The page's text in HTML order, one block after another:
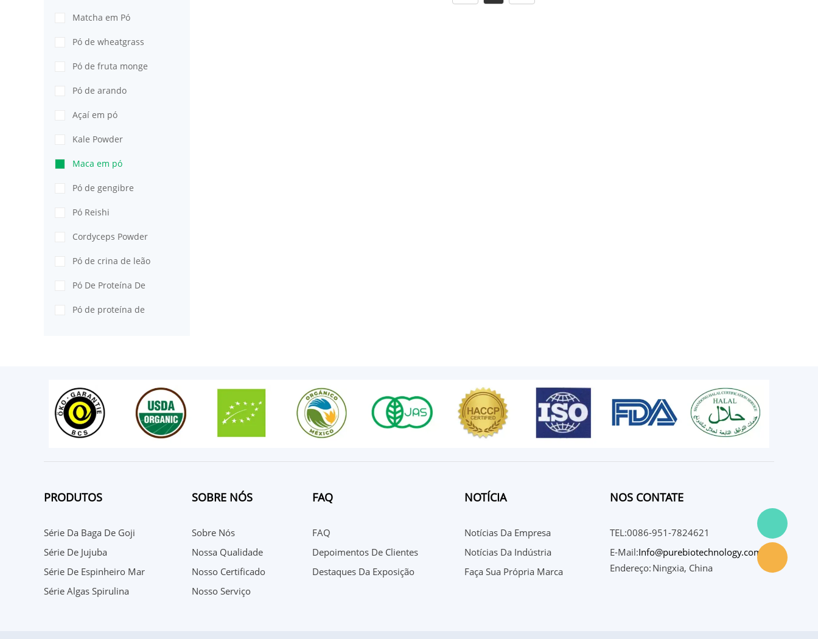
Matcha em Pó
Pó de wheatgrass
Pó de fruta monge
Pó de arando
Açaí em pó
Kale Powder
Maca em pó
Pó de gengibre
Pó Reishi
Cordyceps Powder
Pó de crina de leão
Pó De Proteína De
Ervilha
Pó de proteína de
PRODUTOS
Série Da Baga De Goji
Série De Jujuba
Série De Espinheiro Mar
Série Algas Spirulina
SOBRE NÓS
Sobre Nós
Nossa Qualidade
Nosso Certificado
Nosso Serviço
FAQ
FAQ
Depoimentos De Clientes
Destaques Da Exposição
NOTÍCIA
Notícias Da Empresa
Notícias Da Indústria
Faça Sua Própria Marca
NOS CONTATE
TEL:0086-951-7824621
E-Mail:Info@purebiotechnology.com
Endereço: Ningxia, China